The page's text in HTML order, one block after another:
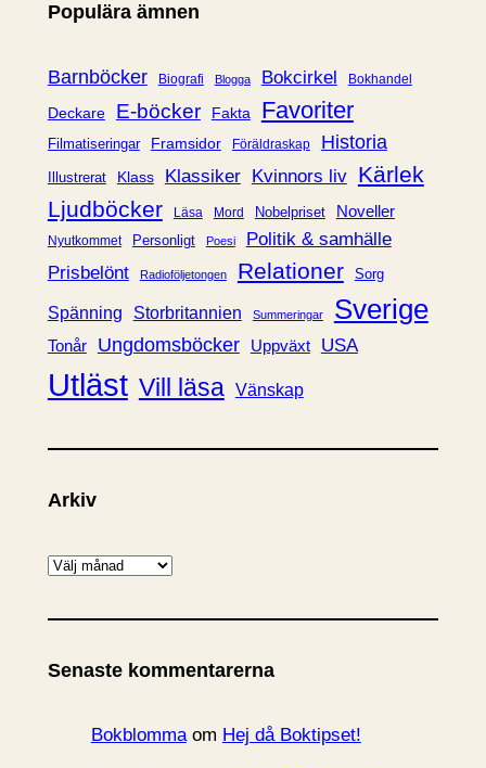
g
r
i
Populära ämnen
Barnböcker Biografi Blogga Bokcirkel Bokhandel
Deckare E-böcker Fakta Favoriter
Filmatiseringar Framsidor Föräldraskap Historia
Illustrerat Klass Klassiker Kvinnors liv Kärlek
Ljudböcker
Läsa Mord Nobelpriset Noveller
Nyutkommet Personligt Poesi
Politik & samhälle
Prisbelönt
Radioföljetongen Relationer Sorg
Spänning Storbritannien Summeringar Sverige
Tonår Ungdomsböcker Uppväxt USA
Utläst Vill läsa Vänskap
Arkiv
A
k
v
Senaste kommentarerna
Bokblommaom Hej då Boktipset!